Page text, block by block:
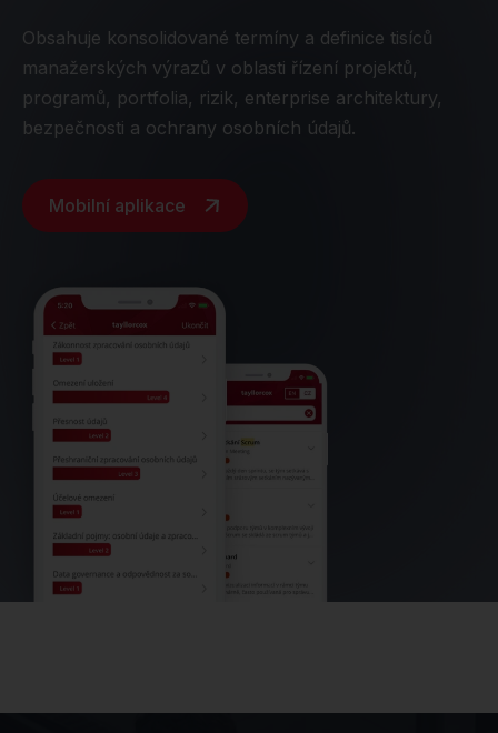
Obsahuje konsolidované termíny a definice tisíců
manažerských výrazů v oblasti řízení projektů,
programů, portfolia, rizik, enterprise architektury,
bezpečnosti a ochrany osobních údajů.
Mobilní aplikace